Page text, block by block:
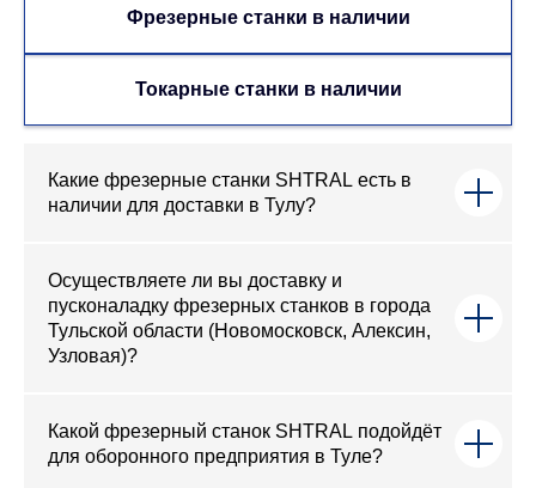
Фрезерные станки в наличии
Токарные станки в наличии
Какие фрезерные станки SHTRAL есть в
наличии для доставки в Тулу?
Осуществляете ли вы доставку и
пусконаладку фрезерных станков в города
Тульской области (Новомосковск, Алексин,
Узловая)?
Какой фрезерный станок SHTRAL подойдёт
для оборонного предприятия в Туле?